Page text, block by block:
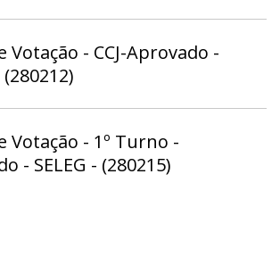
Votação - CCJ-Aprovado -
(280212)
Votação - 1º Turno -
- SELEG - (280215)